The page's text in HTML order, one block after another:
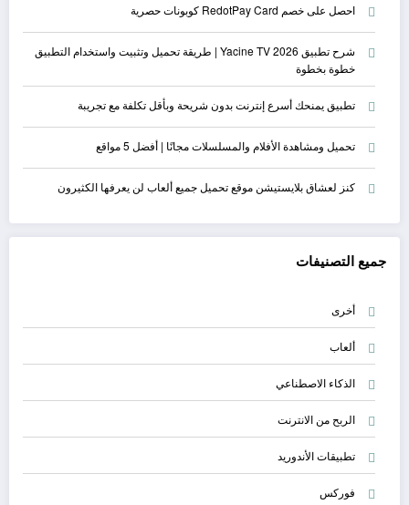
احصل على خصم RedotPay Card كوبونات حصرية
شرح تطبيق Yacine TV 2026 | طريقة تحميل وتثبيت واستخدام التطبيق
خطوة بخطوة
تطبيق يمنحك أسرع إنترنت بدون شريحة وبأقل تكلفة مع تجريبة
تحميل ومشاهدة الأفلام والمسلسلات مجانًا | أفضل 5 مواقع
كنز لعشاق بلايستيشن موقع تحميل جميع ألعاب لن يعرفها الكثيرون
جميع التصنيفات
أخرى
ألعاب
الذكاء الاصطناعي
الربح من الانترنت
تطبيقات الأندوريد
فوركس